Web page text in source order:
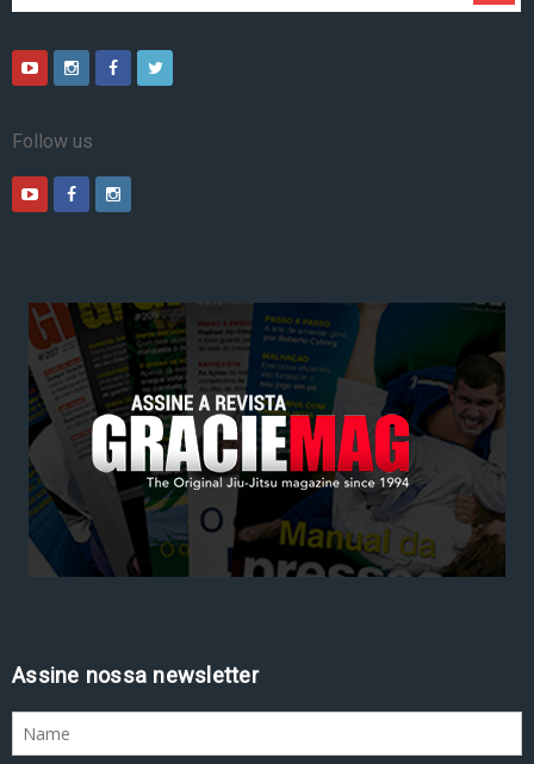
Follow us
Assine nossa newsletter